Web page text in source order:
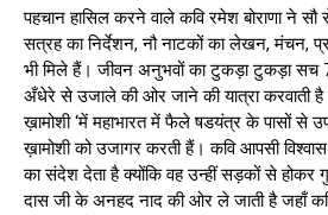
पहचान हासिल करने वाले कवि रमेश बोराणा ने
सत्रह का निर्देशन, नौ नाटकों का लेखन, मंचन,
भी मिले हैं। जीवन अनुभवों का टुकड़ा टुकड़ा सच
अँधेरे से उजाले की ओर जाने की यात्रा करवाती
ख़ामोशी ‘में महाभारत में फैले षडयंत्र के पासों से
ख़ामोशी को उजागर करती हैं। कवि आपसी
का संदेश देता है क्योंकि वह उन्हीं सड़कों से होकर
दास जी के अनहद नाद की ओर ले जाती है जहाँ